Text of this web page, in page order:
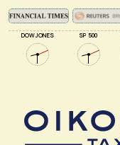
DOW JONES SP 500